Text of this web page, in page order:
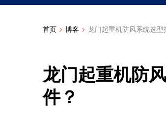
首页 博客 龙门起重机防风系统选
龙门起重机防
件？